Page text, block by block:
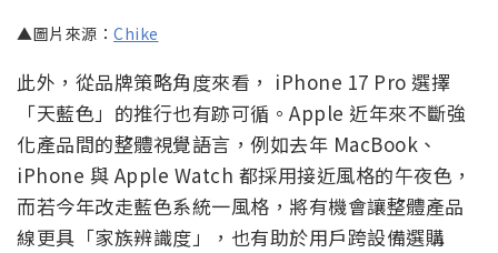
▲圖片來源： Chike
此外，從品牌策略角度來看， iPhone 17 Pro 選擇
「天藍色」的推行也有跡可循。Apple 近年來不斷強
化產品間的整體視覺語言，例如去年 MacBook、
iPhone 與 Apple Watch 都採用接近風格的午夜色，
而若今年改走藍色系統一風格，將有機會讓整體產品
線更具「家族辨識度」，也有助於用戶跨設備選購